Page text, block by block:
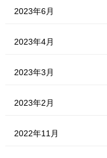
2023年6月
2023年4月
2023年3月
2023年2月
2022年11月